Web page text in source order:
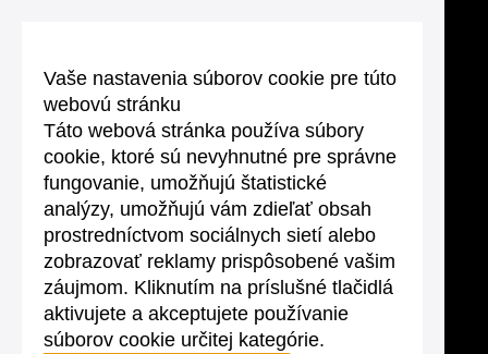
Vaše nastavenia súborov cookie pre túto
webovú stránku
Táto webová stránka používa súbory
cookie, ktoré sú nevyhnutné pre správne
fungovanie, umožňujú štatistické
analýzy, umožňujú vám zdieľať obsah
prostredníctvom sociálnych sietí alebo
zobrazovať reklamy prispôsobené vašim
záujmom. Kliknutím na príslušné tlačidlá
aktivujete a akceptujete používanie
súborov cookie určitej kategórie.